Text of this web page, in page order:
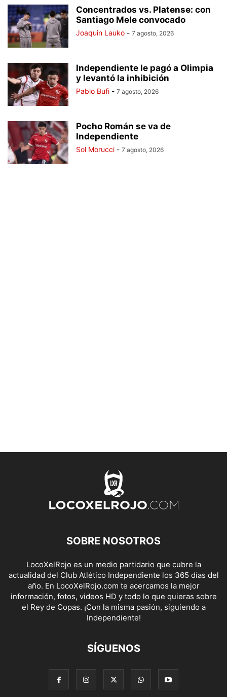
Concentrados vs. Platense: con
Santiago Mele convocado
Joaquin Lauko - 7 agosto, 2026
Independiente le pagó a Olimpia
y levantó la inhibición
Pablo Bufi - 7 agosto, 2026
Pocho Román se va de
Independiente
Sol Morucci - 7 agosto, 2026
SOBRE NOSOTROS
LocoXelRojo es un medio partidario que cubre la
actualidad del Club Atlético Independiente los 365 días del
año. En LocoXelRojo.com te acercamos la mejor
información, fotos, videos HD y todo lo que quieras sobre
el Rey de Copas. ¡Con la misma pasión, siguiendo a
Independiente!
SÍGUENOS